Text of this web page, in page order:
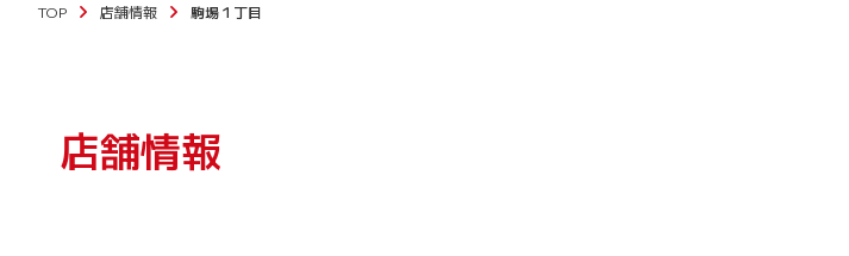
TOP 店舗情報 駒場１丁目
店舗情報